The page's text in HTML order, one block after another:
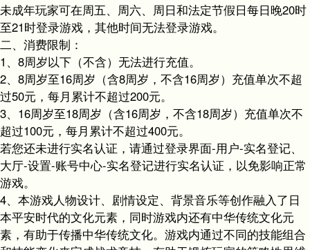
未成年玩家可在周五、周六、周日和法定节假日每日晚20时
至21时登录游戏，其他时间无法登录游戏。
二、消费限制：
1、8周岁以下（不含）无法进行充值。
2、8周岁至16周岁（含8周岁，不含16周岁）充值单次不超
过50元，每月累计不超过200元。
3、16周岁至18周岁（含16周岁，不含18周岁）充值单次不
超过100元，每月累计不超过400元。
若您还未进行实名认证，请通过登录界面-用户-实名登记、
大厅-设置-账号中心-实名登记进行实名认证，以免影响正常
游戏。
4、本游戏人物设计、剧情设定、背景音乐等创作融入了日
本平安时代的文化元素，同时游戏内还有中华传统文化元
素，有助于传播中华传统文化。游戏内通过不同的技能组合